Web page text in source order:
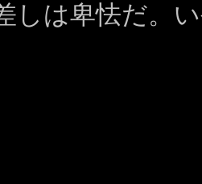
しは卑怯だ。